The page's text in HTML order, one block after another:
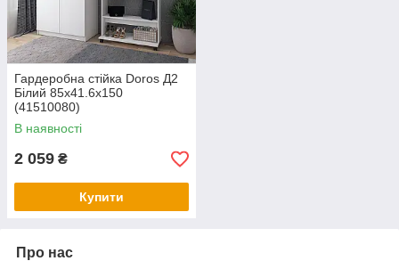
Гардеробна стійка Doros Д2
Білий 85х41.6х150
(41510080)
В наявності
2 059 ₴
Купити
Про нас